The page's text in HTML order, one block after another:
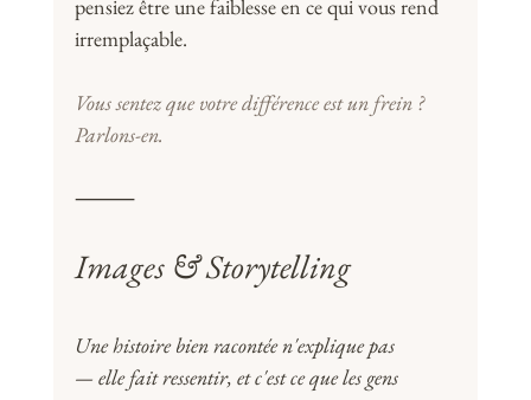
pensiez être une faiblesse en ce qui vous rend
irremplaçable.
Vous sentez que votre différence est un frein ?
Parlons-en.
⸻
Images & Storytelling
Une histoire bien racontée n'explique pas
— elle fait ressentir, et c'est ce que les gens